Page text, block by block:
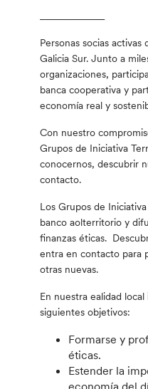
Personas socias activas
Galicia Sur. Junto a
organizaciones,
banca cooperativa y
economía real y
Con nuestro
Grupos de Iniciativa
conocernos, descubrir
contacto.
Los Grupos de
banco aolterritorio y
finanzas éticas.
entra en contacto para
otras nuevas.
En nuestra ealidad
siguientes objetivos:
Formarse y
éticas.
Estender la
economía del